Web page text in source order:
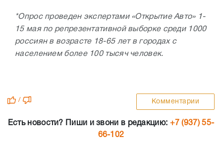
*Опрос проведен экспертами «Открытие Авто» 1-
15 мая по репрезентативной выборке среди 1000
россиян в возрасте 18-65 лет в городах с
населением более 100 тысяч человек.
/ Комментарии
Есть новости? Пиши и звони в редакцию: +7 (937) 55-
66-102